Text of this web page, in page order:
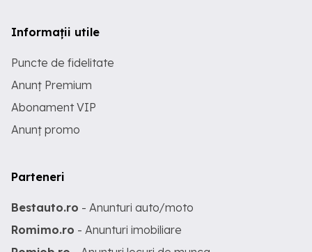
Informații utile
Puncte de fidelitate
Anunț Premium
Abonament VIP
Anunț promo
Parteneri
Bestauto.ro - Anunturi auto/moto
Romimo.ro - Anunturi imobiliare